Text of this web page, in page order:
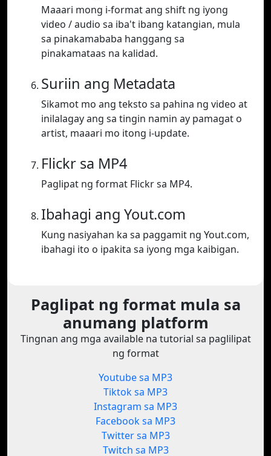
Maaari mong i-format ang shift ng iyong
video / audio sa iba't ibang katangian, mula
sa pinakamababa hanggang sa
pinakamataas na kalidad.
Suriin ang Metadata
Sikamot mo ang teksto sa pahina ng video at
inilalagay ang sa tingin namin ay pamagat o
artist, maaari mo itong i-update.
Flickr sa MP4
Paglipat ng format Flickr sa MP4.
Ibahagi ang Yout.com
Kung nasiyahan ka sa paggamit ng Yout.com,
ibahagi ito o ipakita sa iyong mga kaibigan.
Paglipat ng format mula sa
anumang platform
Tingnan ang mga available na tutorial sa paglilipat
ng format
Youtube sa MP3
Tiktok sa MP3
Instagram sa MP3
Facebook sa MP3
Twitter sa MP3
Twitch sa MP3